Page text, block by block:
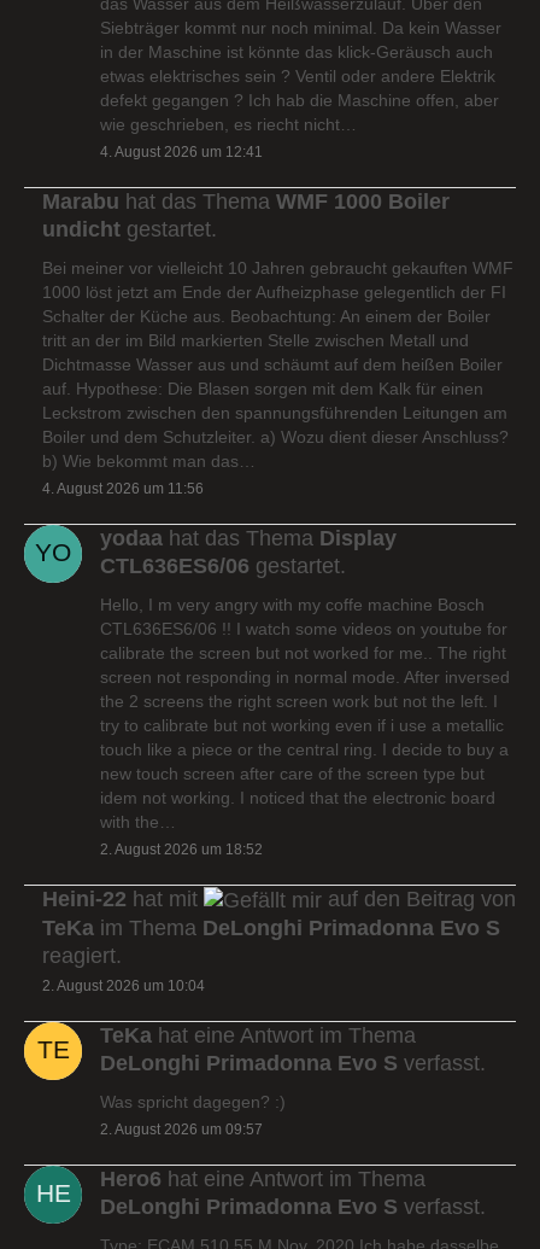
Siebträger kommt nur noch minimal. Da kein Wasser
in der Maschine ist könnte das klick-Geräusch auch
etwas elektrisches sein ? Ventil oder andere Elektrik
defekt gegangen ? Ich hab die Maschine offen, aber
wie geschrieben, es riecht nicht…
4. August 2026 um 12:41
Marabu hat das Thema WMF 1000 Boiler
undicht gestartet.
Bei meiner vor vielleicht 10 Jahren gebraucht gekauften WMF
1000 löst jetzt am Ende der Aufheizphase gelegentlich der FI
Schalter der Küche aus. Beobachtung: An einem der Boiler
tritt an der im Bild markierten Stelle zwischen Metall und
Dichtmasse Wasser aus und schäumt auf dem heißen Boiler
auf. Hypothese: Die Blasen sorgen mit dem Kalk für einen
Leckstrom zwischen den spannungsführenden Leitungen am
Boiler und dem Schutzleiter. a) Wozu dient dieser Anschluss?
b) Wie bekommt man das…
4. August 2026 um 11:56
yodaa hat das Thema Display
CTL636ES6/06 gestartet.
Hello, I m very angry with my coffe machine Bosch
CTL636ES6/06 !! I watch some videos on youtube for
calibrate the screen but not worked for me.. The right
screen not responding in normal mode. After inversed
the 2 screens the right screen work but not the left. I
try to calibrate but not working even if i use a metallic
touch like a piece or the central ring. I decide to buy a
new touch screen after care of the screen type but
idem not working. I noticed that the electronic board
with the…
2. August 2026 um 18:52
Heini-22 hat mit
auf den Beitrag von
TeKa im Thema DeLonghi Primadonna Evo S
reagiert.
2. August 2026 um 10:04
TeKa hat eine Antwort im Thema
DeLonghi Primadonna Evo S verfasst.
Was spricht dagegen? :)
2. August 2026 um 09:57
Hero6 hat eine Antwort im Thema
DeLonghi Primadonna Evo S verfasst.
Type: ECAM 510.55.M Nov. 2020 Ich habe dasselbe